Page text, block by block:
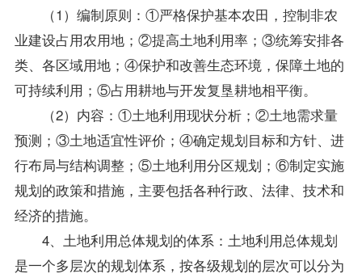
（1）编制原则：①严格保护基本农田，控制非农
业建设占用农用地；②提高土地利用率；③统筹安排各
类、各区域用地；④保护和改善生态环境，保障土地的
可持续利用；⑤占用耕地与开发复垦耕地相平衡。
（2）内容：①土地利用现状分析；②土地需求量
预测；③土地适宜性评价；④确定规划目标和方针、进
行布局与结构调整；⑤土地利用分区规划；⑥制定实施
规划的政策和措施，主要包括各种行政、法律、技术和
经济的措施。
4、土地利用总体规划的体系：土地利用总体规划
是一个多层次的规划体系，按各级规划的层次可以分为